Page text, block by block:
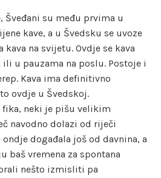
Šveđani su među prvima u
kave, a u Švedsku se uvoze
na svijetu. Ovdje se kava
u pauzama na poslu. Postoje i
Kava ima definitivno
ovdje u Švedskoj.
fika, neki je pišu velikim
navodno dolazi od riječi
događala još od davnina, a
baš vremena za spontana
nešto izmisliti pa